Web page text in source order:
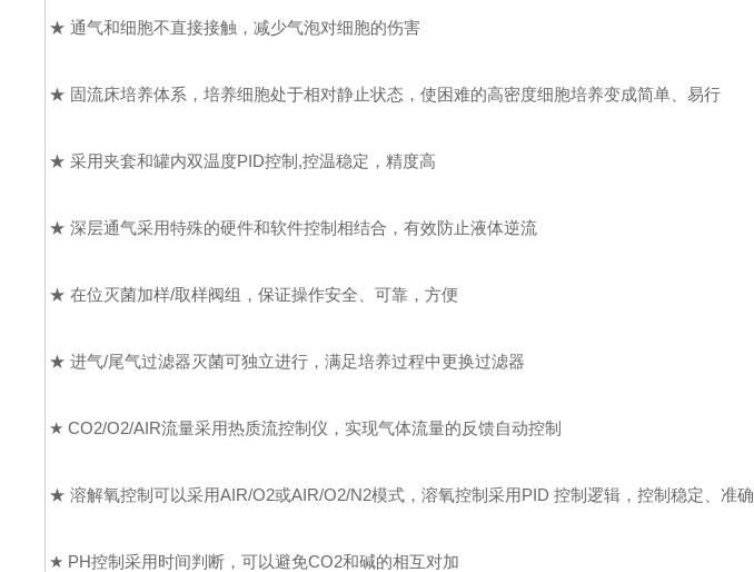
★ 通气和细胞不直接接触，减少气泡对细胞的伤害
★ 固流床培养体系，培养细胞处于相对静止状态，使困难的高密度细胞培养变成简单、易行
★ 采用夹套和罐内双温度PID控制,控温稳定，精度高
★ 深层通气采用特殊的硬件和软件控制相结合，有效防止液体逆流
★ 在位灭菌加样/取样阀组，保证操作安全、可靠，方便
★ 进气/尾气过滤器灭菌可独立进行，满足培养过程中更换过滤器
★ CO2/O2/AIR流量采用热质流控制仪，实现气体流量的反馈自动控制
★ 溶解氧控制可以采用AIR/O2或AIR/O2/N2模式，溶氧控制采用PID 控制逻辑，控制稳定、准确
★ PH控制采用时间判断，可以避免CO2和碱的相互对加